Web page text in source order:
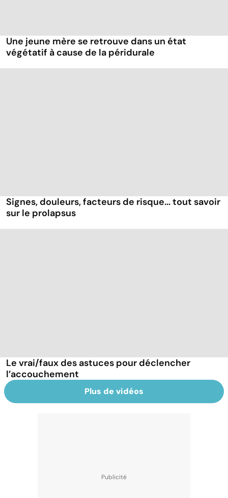
Une jeune mère se retrouve dans un état
végétatif à cause de la péridurale
Signes, douleurs, facteurs de risque... tout savoir
sur le prolapsus
Le vrai/faux des astuces pour déclencher
l’accouchement
Plus de vidéos